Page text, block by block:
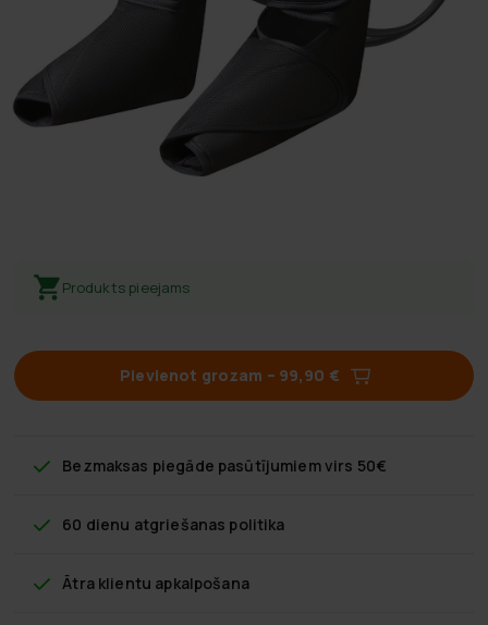
Produkts pieejams
Pievienot grozam – 99,90 €
Bezmaksas piegāde pasūtījumiem virs 50€
60 dienu atgriešanas politika
Ātra klientu apkalpošana